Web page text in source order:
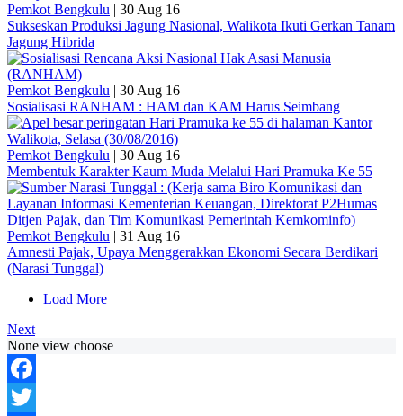
Pemkot Bengkulu | 30 Aug 16
Sukseskan Produksi Jagung Nasional, Walikota Ikuti Gerkan Tanam
Jagung Hibrida
Pemkot Bengkulu | 30 Aug 16
Sosialisasi RANHAM : HAM dan KAM Harus Seimbang
Pemkot Bengkulu | 30 Aug 16
Membentuk Karakter Kaum Muda Melalui Hari Pramuka Ke 55
Pemkot Bengkulu | 31 Aug 16
Amnesti Pajak, Upaya Menggerakkan Ekonomi Secara Berdikari
(Narasi Tunggal)
Load More
Next
None view choose
Facebook